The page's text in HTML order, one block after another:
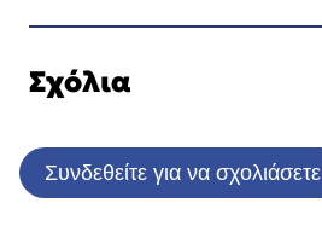
Σχόλια
Συνδεθείτε για να σχολιάσετε